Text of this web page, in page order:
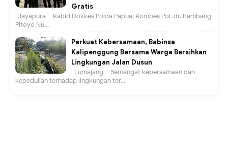
Gratis
Jayapura – Kabid Dokkes Polda Papua, Kombes Pol. dr. Bambang
Pitoyo Nu...
Perkuat Kebersamaan, Babinsa
Kalipenggung Bersama Warga Bersihkan
Lingkungan Jalan Dusun
Lumajang – Semangat kebersamaan dan
kepedulian terhadap lingkungan ter...